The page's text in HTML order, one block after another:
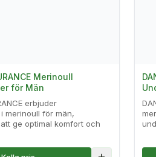
Merinoull
för Män
erbjuder
merinoull för män,
ge optimal komfort och